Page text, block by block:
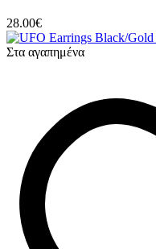
28.00€
Στα αγαπημένα